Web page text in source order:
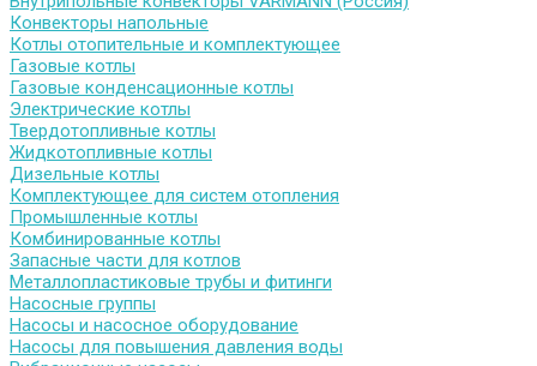
Конвекторы напольные
Котлы отопительные и комплектующее
Газовые котлы
Газовые конденсационные котлы
Электрические котлы
Твердотопливные котлы
Жидкотопливные котлы
Дизельные котлы
Комплектующее для систем отопления
Промышленные котлы
Комбинированные котлы
Запасные части для котлов
Металлопластиковые трубы и фитинги
Насосные группы
Насосы и насосное оборудование
Насосы для повышения давления воды